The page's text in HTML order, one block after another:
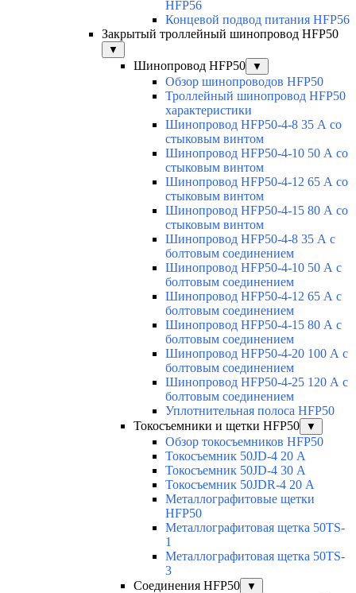
HFP56
Концевой подвод питания HFP56
Закрытый троллейный шинопровод HFP50
▼
Шинопровод HFP50 ▼
Обзор шинопроводов HFP50
Троллейный шинопровод HFP50
характеристики
Шинопровод HFP50-4-8 35 А со
стыковым винтом
Шинопровод HFP50-4-10 50 А со
стыковым винтом
Шинопровод HFP50-4-12 65 А со
стыковым винтом
Шинопровод HFP50-4-15 80 А со
стыковым винтом
Шинопровод HFP50-4-8 35 А с
болтовым соединением
Шинопровод HFP50-4-10 50 А с
болтовым соединением
Шинопровод HFP50-4-12 65 А с
болтовым соединением
Шинопровод HFP50-4-15 80 А с
болтовым соединением
Шинопровод HFP50-4-20 100 А с
болтовым соединением
Шинопровод HFP50-4-25 120 А с
болтовым соединением
Уплотнительная полоса HFP50
Токосъемники и щетки HFP50
▼
Обзор токосъемников HFP50
Токосъемник 50JD-4 20 А
Токосъемник 50JD-4 30 А
Токосъемник 50JDR-4 20 А
Металлографитовые щетки
HFP50
Металлографитовая щетка 50TS-
1
Металлографитовая щетка 50TS-
3
Соединения HFP50
▼